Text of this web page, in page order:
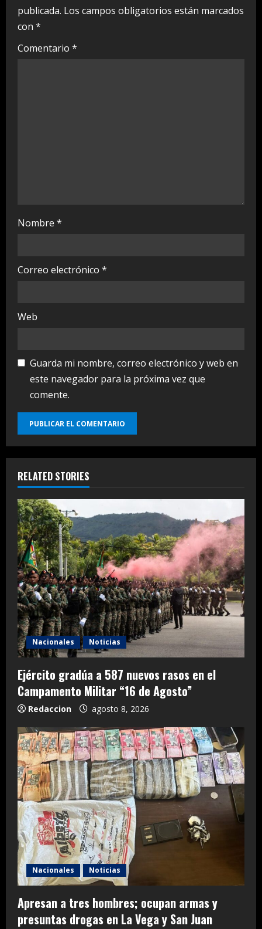
R
e
publicada. Los campos obligatorios están marcados
con *
Comentario *
Nombre *
Correo electrónico *
Web
Guarda mi nombre, correo electrónico y web en
este navegador para la próxima vez que
comente.
RELATED STORIES
Nacionales Noticias
Ejército gradúa a 587 nuevos rasos en el
Campamento Militar “16 de Agosto”
Redaccion agosto 8, 2026
Nacionales Noticias
Apresan a tres hombres; ocupan armas y
presuntas drogas en La Vega y San Juan